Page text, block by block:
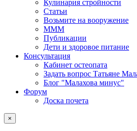
Кулинария стройности
Статьи
Возьмите на вооружение
МММ
Публикации
Дети и здоровое питание
Консультация
Кабинет остеопата
Задать вопрос Татьяне
Блог "Малахова минус"
Форум
Доска почета
×